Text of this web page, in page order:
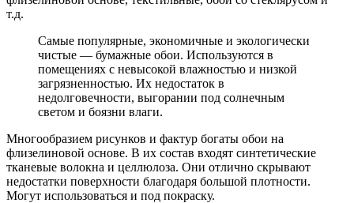
т.д.
Самые популярные, экономичные и экологически
чистые — бумажные обои. Используются в
помещениях с невысокой влажностью и низкой
загрязненностью. Их недостаток в
недолговечности, выгорании под солнечным
светом и боязни влаги.
Многообразием рисунков и фактур богаты обои на
флизелиновой основе. В их состав входят синтетические
тканевые волокна и целлюлоза. Они отлично скрывают
недостатки поверхности благодаря большой плотности.
Могут использоваться и под покраску.